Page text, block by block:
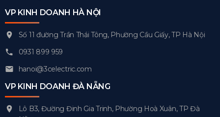
VP KINH DOANH HÀ NỘI
Số 11 đường Trần Thái Tông, Phường Cầu Giấy, TP Hà Nội
0931 899 959
hanoi@3celectric.com
VP KINH DOANH ĐÀ NẴNG
Lô B3, Đường Đinh Gia Trinh, Phường Hoà Xuân, TP Đà